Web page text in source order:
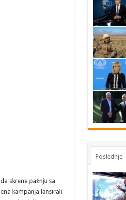
skrene pažnju sa
kampanja lansirali
Poslednje